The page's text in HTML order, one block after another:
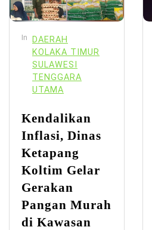
In
DAERAH
KOLAKA TIMUR
SULAWESI
TENGGARA
UTAMA
Kendalikan
Inflasi, Dinas
Ketapang
Koltim Gelar
Gerakan
Pangan Murah
di Kawasan